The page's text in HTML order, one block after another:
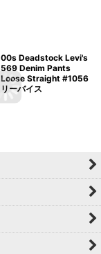
00s Deadstock Levi's
569 Denim Pants
Loose Straight #1056
リーバイス